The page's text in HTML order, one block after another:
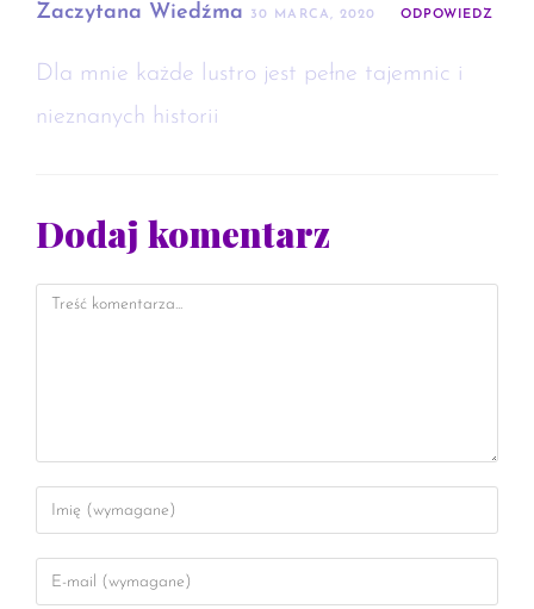
Zaczytana Wiedźma 30 MARCA, 2020 ODPOWIEDZ
Dla mnie każde lustro jest pełne tajemnic i
nieznanych historii
Dodaj komentarz